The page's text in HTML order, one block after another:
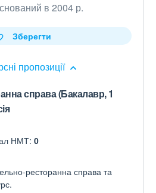
в 2004 р.
пропозиції
Зберегти
справа (Бакалавр, 1
НМТ: 0
ресторанна справа та